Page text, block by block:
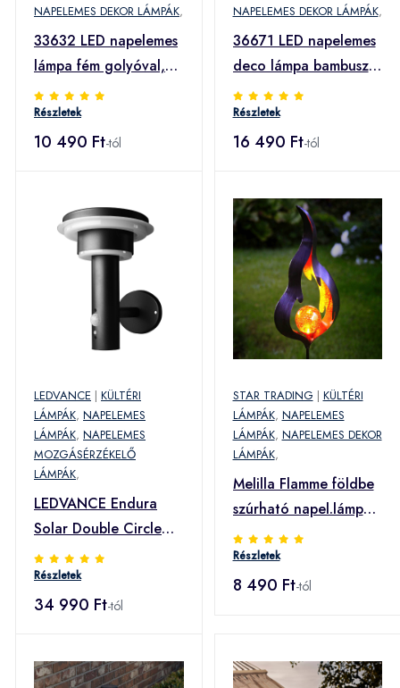
NAPELEMES DEKOR LÁMPÁK,
33632 LED napelemes
lámpa fém golyóval,
ezüst
Részletek
10 490 Ft-tól
NAPELEMES DEKOR LÁMPÁK,
36671 LED napelemes
deco lámpa bambusz
kültéri
Részletek
16 490 Ft-tól
LEDVANCE | KÜLTÉRI
LÁMPÁK, NAPELEMES
LÁMPÁK, NAPELEMES
MOZGÁSÉRZÉKELŐ
LÁMPÁK,
LEDVANCE Endura
Solar Double Circle
fali fekete
Részletek
34 990 Ft-tól
STAR TRADING | KÜLTÉRI
LÁMPÁK, NAPELEMES
LÁMPÁK, NAPELEMES DEKOR
LÁMPÁK,
Melilla Flamme földbe
szúrható napel.lámpa
LED-del
Részletek
8 490 Ft-tól